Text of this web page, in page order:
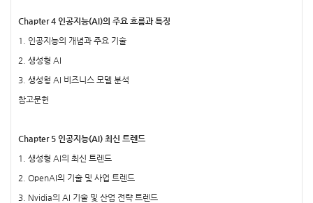
Chapter 4 인공지능(AI)의 주요 흐름과 특징
1. 인공지능의 개념과 주요 기술
2. 생성형 AI
3. 생성형 AI 비즈니스 모델 분석
참고문헌
Chapter 5 인공지능(AI) 최신 트렌드
1. 생성형 AI의 최신 트렌드
2. OpenAI의 기술 및 사업 트렌드
3. Nvidia의 AI 기술 및 산업 전략 트렌드